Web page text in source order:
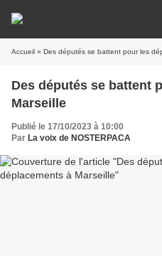
Accueil » Des députés se battent pour les
Des députés se battent
Marseille
Publié le 17/10/2023 à 10:00
Par La voix de NOSTERPACA